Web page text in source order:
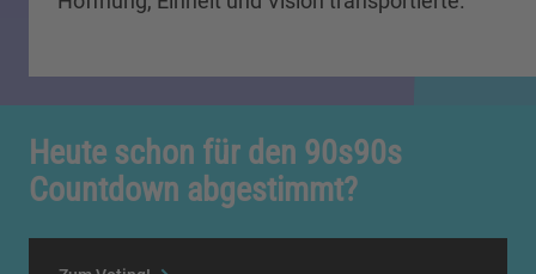
Heute schon für den 90s90s
Countdown abgestimmt?